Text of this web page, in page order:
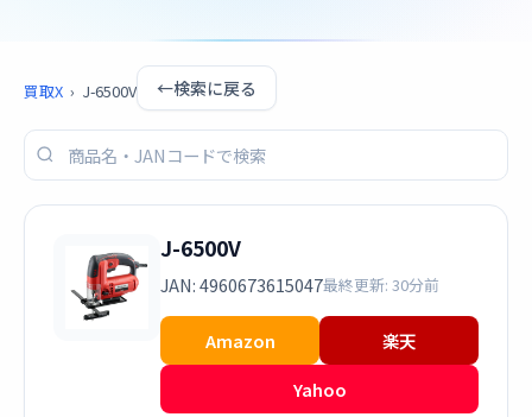
買取X › J-6500V ←検索に戻る
J-6500V
JAN: 4960673615047最終更新: 30分前
Amazon
楽天
Yahoo